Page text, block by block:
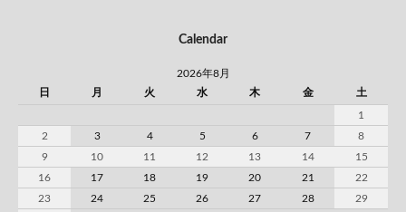
Calendar
2026年8月
日
月 火 水 木 金 土
1
2
3 4 5 6 7
8
9
10 11 12 13 14
15
16
17 18 19 20 21
22
23
24 25 26 27 28
29